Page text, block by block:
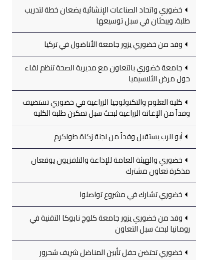
خضوري واتحاد الصناعات الإنشائية يضعان خطة لتدريب
طلبة، ويبحثان في سبل توسيعها
وفد من خضوري يزور جامعة الأناضول في تركيا
جامعة خضوري بالتعاون مع مديرية الصحة تنظم لقاء
حول مرض الثلاسيميا
كلية العلوم والتكنولوجيا الزراعية في خضوري تستضيف
وفداً من الإغاثة الزراعية لبحث سبل تمكين طلبة الكلية
أبو الرب يستقبل وفداً من لجنة زكاة طولكرم
خضوري والهيئة العامة للإذاعة والتلفزيون يوقعان
مذكرة تعاون مشترك
خضوري تشارك في مشروع تواصلوا
وفد من خضوري يزور جامعة كلوج نابوكا التقنية في
رومانيا لبحث سبل التعاون
خضوري تحتضن حفل تأبين المناضل شريف شحرور